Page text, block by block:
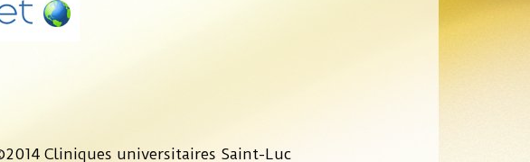
Cliniques universitaires Saint-Luc